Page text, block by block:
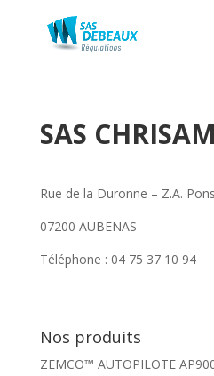
SAS
Rue de la Duronne – Z.A.
07200 AUBENAS
Téléphone : 04 75 37 10 94
Nos produits
ZEMCO™ AUTOPILOTE